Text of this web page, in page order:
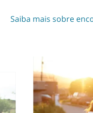
Saiba mais sobre